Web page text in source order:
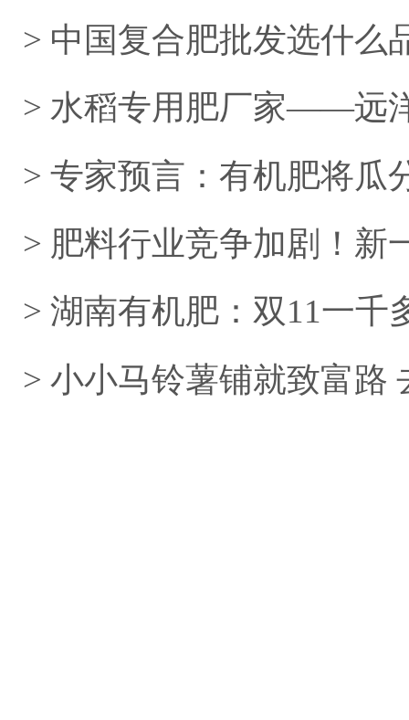
> 中国复合肥批发选什么
> 水稻专用肥厂家——远
> 专家预言：有机肥将瓜
> 肥料行业竞争加剧！新
立足？
> 湖南有机肥：双11一千
> 小小马铃薯铺就致富路